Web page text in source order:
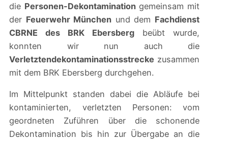
die Personen-Dekontaminationgemeinsam mit
der Feuerwehr München und dem Fachdienst
CBRNE des BRK Ebersberg beübt wurde,
konnten wir nun auch die
Verletztendekontaminationsstrecke zusammen
mit dem BRK Ebersberg durchgehen.
Im Mittelpunkt standen dabei die Abläufe bei
kontaminierten, verletzten Personen: vom
geordneten Zuführen über die schonende
Dekontamination bis hin zur Übergabe an die